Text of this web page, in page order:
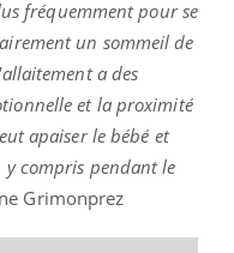
fréquemment pour se
un sommeil de
a des
et la proximité
apaiser le bébé et
compris pendant le
Grimonprez